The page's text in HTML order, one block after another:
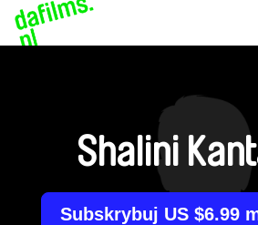
Shalini
Subskrybuj US $6.99